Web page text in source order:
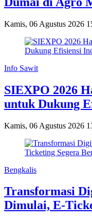
Kamis, 06 Agustus 2026
Info Sawit
SIEXPO 2026
untuk Dukung
Kamis, 06 Agustus 2026
Bengkalis
Transformasi
Dimulai, E-